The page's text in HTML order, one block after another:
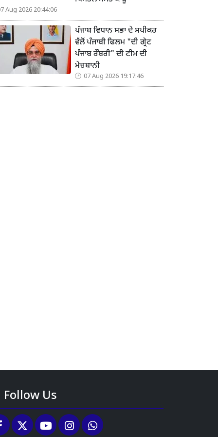
Aug 2026 20:44:06
ਪੰਜਾਬ ਵਿਧਾਨ ਸਭਾ ਦੇ ਸਪੀਕਰ
ਵੱਲੋਂ ਪੰਜਾਬੀ ਫਿਲਮ "ਦੀ ਗ੍ਰੇਟ
ਪੰਜਾਬ ਰੌਬਰੀ" ਦੀ ਟੀਮ ਦੀ
ਮੇਜ਼ਬਾਨੀ
07 Aug 2026 19:17:46
Follow Us